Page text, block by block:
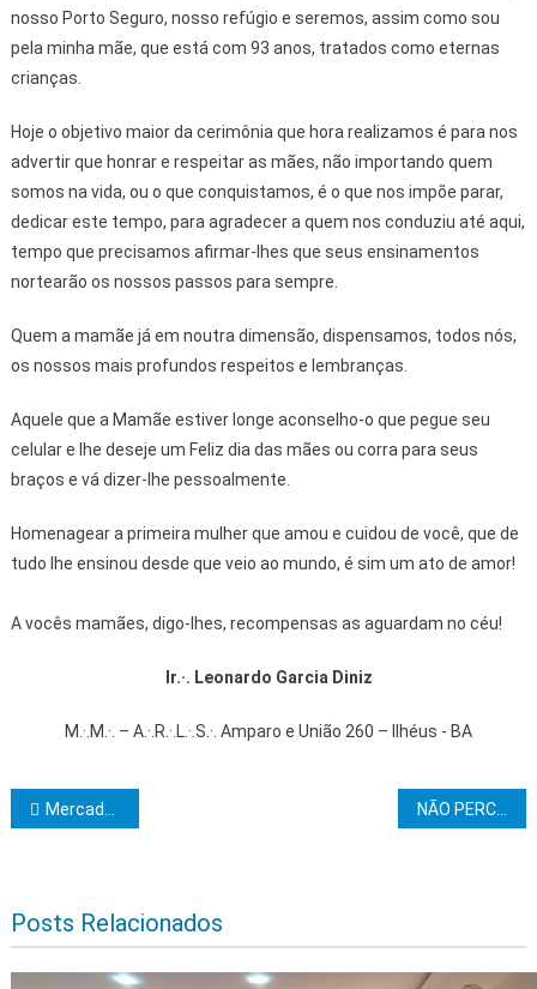
nosso Porto Seguro, nosso refúgio e seremos, assim como sou
pela minha mãe, que está com 93 anos, tratados como eternas
crianças.
Hoje o objetivo maior da cerimônia que hora realizamos é para nos
advertir que honrar e respeitar as mães, não importando quem
somos na vida, ou o que conquistamos, é o que nos impõe parar,
dedicar este tempo, para agradecer a quem nos conduziu até aqui,
tempo que precisamos afirmar-lhes que seus ensinamentos
nortearão os nossos passos para sempre.
Quem a mamãe já em noutra dimensão, dispensamos, todos nós,
os nossos mais profundos respeitos e lembranças.
Aquele que a Mamãe estiver longe aconselho-o que pegue seu
celular e lhe deseje um Feliz dia das mães ou corra para seus
braços e vá dizer-lhe pessoalmente.
Homenagear a primeira mulher que amou e cuidou de você, que de
tudo lhe ensinou desde que veio ao mundo, é sim um ato de amor!
A vocês mamães, digo-lhes, recompensas as aguardam no céu!
Ir.·. Leonardo Garcia Diniz
M.·.M.·. – A.·.R.·.L.·.S.·. Amparo e União 260 – Ilhéus - BA
Navegação de Post
Mercado municipal e novos equipamentos dinamizam agricultura familiar em Vereda NÃO PERCAM MEUS IRMÃOS!
Posts Relacionados